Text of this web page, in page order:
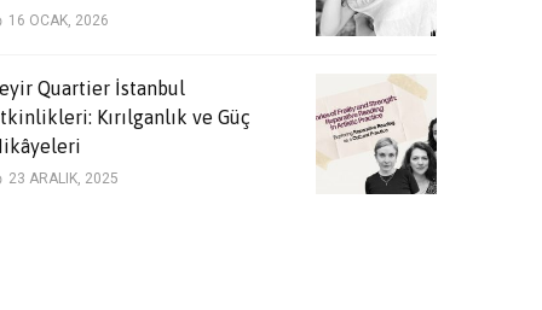
16 OCAK, 2026
Quartier İstanbul
Kırılganlık ve Güç
23 ARALIK, 2025